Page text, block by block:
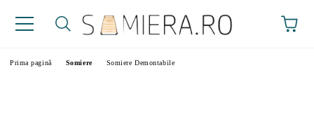
Prima pagină Somiere Somiere Demontabile